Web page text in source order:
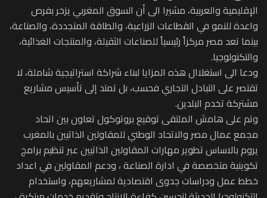
الإقليمية والعربية، مشيرا الى أن السوق المغربي يزخر بفرص
واعدة للنمو في القطاعات الزراعية، والطاقة المتجددة، والصناعة،
بينما تعد مصر مركزاً رئيسياً للصناعات الثقيلة، والمنتجات الغذائية،
والتكنولوجيا.
ودعا الى استغلاال هذه المزايا لبناء شراكة استراتيجية شاملة، لا
تقتصر على التبادل التجاري فحسب، بل تمتد إلى تأسيس مشاريع
مشتركة تخدم البلدين.
وتم على هامش الملتقى توقيع بروتوكول تعاون بين اتحاد
مجمع عمال مصر والاتحاد الوطني للمقاولين الذاتيين بالمغرب
يروم بالاساس تطوير مهارات المقاولين الذاتيين عبر تنظيم برامج
تكوينية متخصصة في ادارة الصناعة ، ودعم المقاولين في اعداد
خطط عمل ودراسات جدوى اقتصادية لمشاريعهم، واستخدام